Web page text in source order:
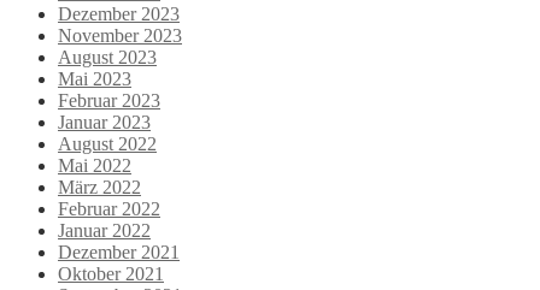
Dezember 2023
November 2023
August 2023
Mai 2023
Februar 2023
Januar 2023
August 2022
Mai 2022
März 2022
Februar 2022
Januar 2022
Dezember 2021
Oktober 2021